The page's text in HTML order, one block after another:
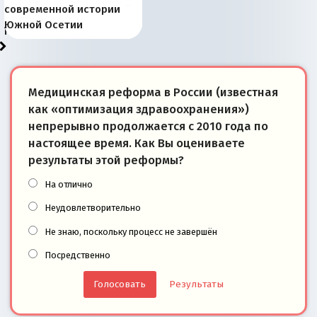
тем, что они -
победители
Запада рассказала о
«переобувании» хозяев
перемены: 15 шагов к
суверенной экономике
Европы
сбрасывать балласт
Анкориджа
года: первые уступки во
внутренней политике
сегодня
Варшаве не поможет её
отношениям с Россией?
современной истории
Южной Осетии
Медицинская реформа в России (известная
как «оптимизация здравоохранения»)
непрерывно продолжается с 2010 года по
настоящее время. Как Вы оцениваете
результаты этой реформы?
На отлично
Неудовлетворительно
Не знаю, поскольку процесс не завершён
Посредственно
Результаты